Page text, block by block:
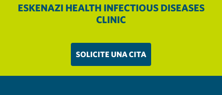
ESKENAZI HEALTH INFECTIOUS DISEASES
CLINIC
SOLICITE UNA CITA